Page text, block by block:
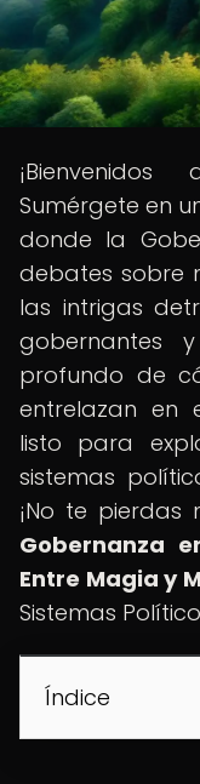
Sumérgete en
donde la
debates sobre
las intrigas
gobernantes
profundo de
entrelazan en
listo para
sistemas
¡No te pierdas
Gobernanza
Entre Magia y
Sistemas
Índice